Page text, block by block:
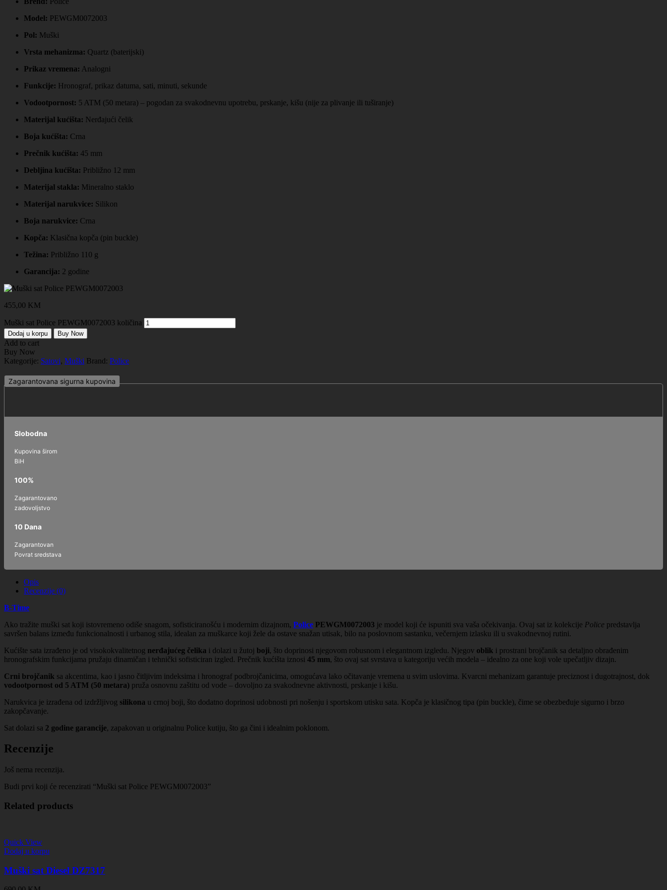
Model: PEWGM0072003
Pol: Muški
Vrsta mehanizma: Quartz (baterijski)
Prikaz vremena: Analogni
Funkcije: Hronograf, prikaz datuma, sati, minuti, sekunde
Vodootpornost: 5 ATM (50 metara) – pogodan za svakodnevnu upotrebu, prskanje, kišu (nije za plivanje ili tuširanje)
Materijal kućišta: Nerđajući čelik
Boja kućišta: Crna
Prečnik kućišta: 45 mm
Debljina kućišta: Približno 12 mm
Materijal stakla: Mineralno staklo
Materijal narukvice: Silikon
Boja narukvice: Crna
Kopča: Klasična kopča (pin buckle)
Težina: Približno 110 g
Garancija: 2 godine
455,00 KM
Muški sat Police PEWGM0072003 količina
Dodaj u korpu Buy Now
Add to cart
Buy Now
Kategorije: Satovi, Muški Brand: Police
Zagarantovana sigurna kupovina
Slobodna
Kupovina širom
BiH
100%
Zagarantovano
zadovoljstvo
10 Dana
Zagarantovan
Povrat sredstava
Opis
Recenzije (0)
B-Time
Ako tražite muški sat koji istovremeno odiše snagom, sofisticiranošću i modernim dizajnom, Police PEWGM0072003 je model koji će ispuniti sva vaša očekivanja. Ovaj sat iz kolekcije Police predstavlja
savršen balans između funkcionalnosti i urbanog stila, idealan za muškarce koji žele da ostave snažan utisak, bilo na poslovnom sastanku, večernjem izlasku ili u svakodnevnoj rutini.
Kućište sata izrađeno je od visokokvalitetnog nerđajućeg čelika i dolazi u žutoj boji, što doprinosi njegovom robusnom i elegantnom izgledu. Njegov oblik i prostrani brojčanik sa detaljno obrađenim
hronografskim funkcijama pružaju dinamičan i tehnički sofisticiran izgled. Prečnik kućišta iznosi 45 mm, što ovaj sat svrstava u kategoriju većih modela – idealno za one koji vole upečatljiv dizajn.
Crni brojčanik sa akcentima, kao i jasno čitljivim indeksima i hronograf podbrojčanicima, omogućava lako očitavanje vremena u svim uslovima. Kvarcni mehanizam garantuje preciznost i dugotrajnost, dok
vodootpornost od 5 ATM (50 metara) pruža osnovnu zaštitu od vode – dovoljno za svakodnevne aktivnosti, prskanje i kišu.
Narukvica je izrađena od izdržljivog silikona u crnoj boji, što dodatno doprinosi udobnosti pri nošenju i sportskom utisku sata. Kopča je klasičnog tipa (pin buckle), čime se obezbeđuje sigurno i brzo
zakopčavanje.
Sat dolazi sa 2 godine garancije, zapakovan u originalnu Police kutiju, što ga čini i idealnim poklonom.
Recenzije
Još nema recenzija.
Budi prvi koji će recenzirati “Muški sat Police PEWGM0072003”
Related products
Quick View
Dodaj u korpu
Muški sat Diesel DZ7317